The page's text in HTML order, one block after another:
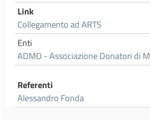
Link
Collegamento ad ARTS
Enti
ADMO - Associazione Donatori di
Referenti
Alessandro Fonda